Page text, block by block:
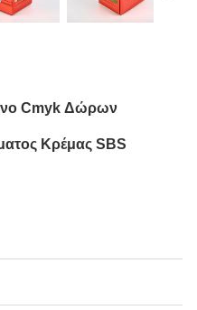
Cmyk Δώρων
Κρέμας SBS